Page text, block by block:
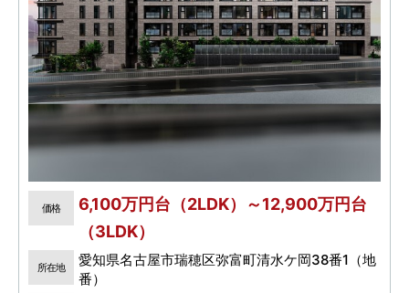
価格
6,100万円台（2LDK）～12,900万円台
（3LDK）
所在地
愛知県名古屋市瑞穂区弥富町清水ケ岡38番1（地
番）